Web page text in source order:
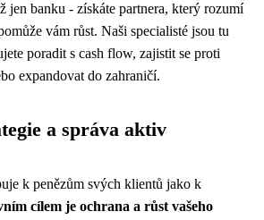
jen banku - získáte partnera, který rozumí
vám růst. Naši specialisté jsou tu
poradit s cash flow, zajistit se proti
expandovat do zahraničí.
a správa aktiv
k penězům svých klientů jako k
cílem je ochrana a růst vašeho